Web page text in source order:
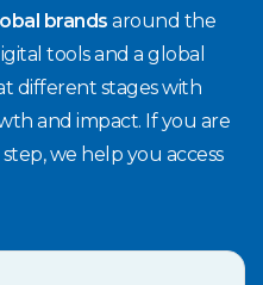
brands around the
tools and a global
different stages with
and impact. If you are
we help you access